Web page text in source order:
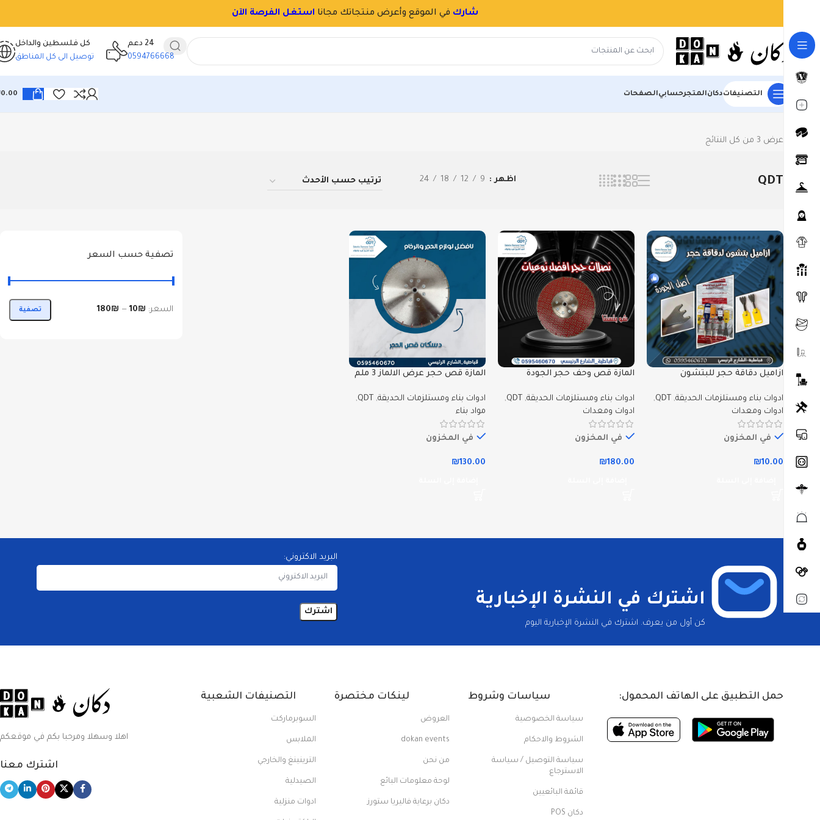
24 دعم
0594766668
كل فلسطين والداخل
توصيل الى كل المناطق
التصنيفاتدكانالمتجرحسابيالصفحات 0.00
الرئيسية المتجر ادوات بناء ومستلزمات الحديقة
عرض ⁦3⁩ من كل النتائج
اظهر 9
12
18
24 QDT
تصفية حسب السعر
تصفية السعر: ₪10
—
₪180
ازاميل دقاقة حجر للبتشون
ادوات بناء ومستلزمات الحديقة,
QDT
,
ادوات ومعدات
في المخزون
₪10.00
المازة قص وحف حجر الجودة
ادوات بناء ومستلزمات الحديقة,
QDT
,
ادوات ومعدات
في المخزون
₪180.00
المازة قص حجر عرض الالماز 3 ملم
ادوات بناء ومستلزمات الحديقة,
QDT
,
مواد بناء
في المخزون
₪130.00
اشترك في النشرة الإخبارية
كن أول من يعرف. اشترك في النشرة الإخبارية اليوم
البريد الاكتروني:
اهلا وسهلا ومرحبا بكم في موقعكم
اشترك معنا
التصنيفات الشعبية
السوبرماركت
الملابس
الترينينغ والخارجي
الصيدلية
ادوات منزلية
لينكات مختصرة
العروض
dokan events
من نحن
لوحة معلومات البائع
دكان برعاية فاليريا ستورز
سياسات وشروط
سياسة الخصوصية
الشروط والاحكام
سياسة التوصيل / سياسة
الاسترجاع
قائمة البائعيين
دكان POS
حمل التطبيق على الهاتف المحمول: